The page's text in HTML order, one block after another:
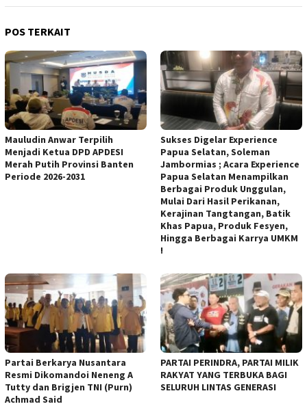
POS TERKAIT
Mauludin Anwar Terpilih
Menjadi Ketua DPD APDESI
Merah Putih Provinsi Banten
Periode 2026-2031
Sukses Digelar Experience
Papua Selatan, Soleman
Jambormias ; Acara Experience
Papua Selatan Menampilkan
Berbagai Produk Unggulan,
Mulai Dari Hasil Perikanan,
Kerajinan Tangtangan, Batik
Khas Papua, Produk Fesyen,
Hingga Berbagai Karrya UMKM
!
Partai Berkarya Nusantara
Resmi Dikomandoi Neneng A
Tutty dan Brigjen TNI (Purn)
Achmad Said
PARTAI PERINDRA, PARTAI MILIK
RAKYAT YANG TERBUKA BAGI
SELURUH LINTAS GENERASI